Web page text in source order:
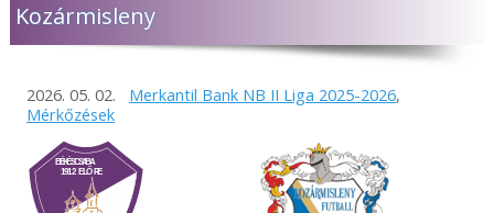
Kozármisleny
2026. 05. 02. Merkantil Bank NB II Liga 2025-2026,
Mérkőzések